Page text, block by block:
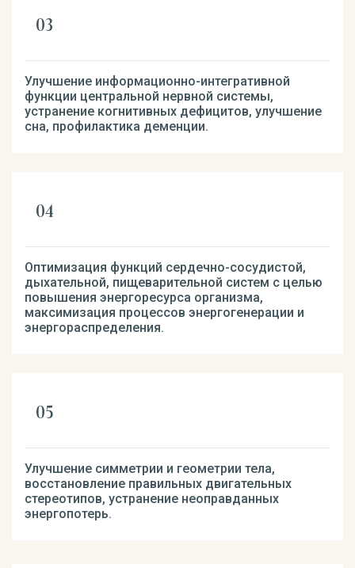
Улучшение информационно-интегративной
функции центральной нервной системы,
устранение когнитивных дефицитов, улучшение
сна, профилактика деменции.
Оптимизация функций сердечно-сосудистой,
дыхательной, пищеварительной систем с целью
повышения энергоресурса организма,
максимизация процессов энергогенерации и
энергораспределения.
Улучшение симметрии и геометрии тела,
восстановление правильных двигательных
стереотипов, устранение неоправданных
энергопотерь.